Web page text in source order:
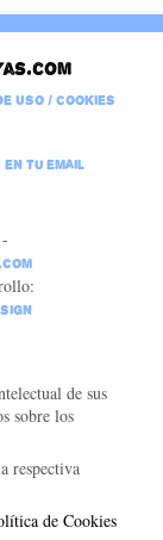
Uso / Cookies
tu email
de sus
sobre los
respectiva
de Cookies